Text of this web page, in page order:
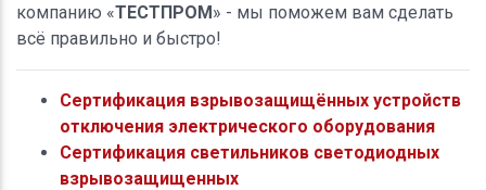
компанию «ТЕСТПРОМ» - мы поможем вам сделать
всё правильно и быстро!
Сертификация взрывозащищённых устройств
отключения электрического оборудования
Сертификация светильников светодиодных
взрывозащищенных